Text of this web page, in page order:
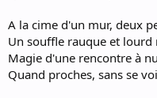
A la cime d'un mur, deux
Un souffle rauque et lourd
Magie d'une rencontre à
Quand proches, sans se